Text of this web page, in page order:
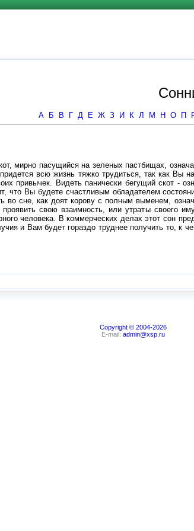
А Б В Г Д Е Ж З И К Л М Н О П
мирно пасущийся на зеленых пастбищах,
всю жизнь тяжко трудиться, так как
привычек. Видеть панически бегущий скот -
что Вы будете счастливым обладателем
во сне, как доят корову с полным выменем,
свою взаимность, или утраты своего
человека. В коммерческих делах этот сон
и Вам будет гораздо труднее получить то,
Copyright © 2004-2026
E-mail: admin@xsp.ru